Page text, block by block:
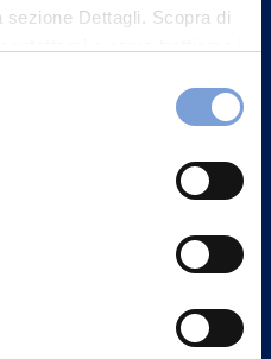
Dettagli. Scopra di
nella sezione "Informativa